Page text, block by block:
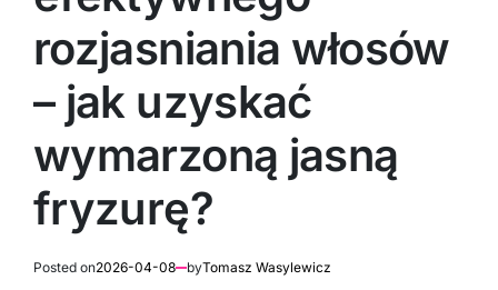
rozjasniania włosów
– jak uzyskać
wymarzoną jasną
fryzurę?
Posted on2026-04-08 byTomasz Wasylewicz